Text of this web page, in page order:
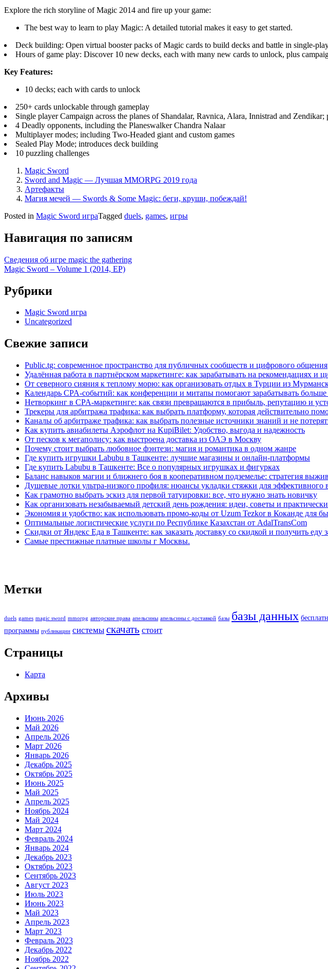
Explore the rich storyline of Magic 2014 and fire up your game:
The best way to learn to play Magic: A detailed tutorial makes it easy to get started.
Deck building: Open virtual booster packs of Magic cards to build decks and battle in single-
Hours of game play: Discover 10 new decks, each with many new cards to unlock, plus
Key Features:
10 decks; each with cards to unlock
250+ cards unlockable through gameplay
Single player Campaign across the planes of Shandalar, Ravnica, Alara, Innistrad and Zendikar;
4 Deadly opponents, including the Planeswalker Chandra Nalaar
Multiplayer modes; including Two-Headed giant and custom games
Sealed Play Mode; introduces deck building
10 puzzling challenges
Magic Sword
Sword and Magic — Лучшая MMORPG 2019 года
Артефакты
Магия мечей — Swords & Some Magic: беги, круши, побеждай!
Posted in Magic Sword играTagged duels, games, игры
Навигация по записям
Сведения об игре magic the gathering
Magic Sword – Volume 1 (2014, EP)
Рубрики
Magic Sword игра
Uncategorized
Свежие записи
Public.tg: современное пространство для публичных сообществ и цифрового общения
Удалённая работа в партнёрском маркетинге: как зарабатывать на рекомендациях и
От северного сияния к теплому морю: как организовать отдых в Турции из
Календарь CPA-событий: как конференции и митапы помогают зарабатывать больше
Нетворкинг в CPA-маркетинге: как связи превращаются в прибыль, репутацию и
Трекеры для арбитража трафика: как выбрать платформу, которая действительно
Каналы об арбитраже трафика: как выбрать полезные источники знаний и не
Как купить авиабилеты Аэрофлот на KupiBilet: Удобство, выгода и надежность
От песков к мегаполису: как выстроена доставка из ОАЭ в Москву
Почему стоит выбрать любовное фэнтези: магия и романтика в одном жанре
Где купить игрушки Labubu в Ташкенте: лучшие магазины и онлайн-платформы
Где купить Labubu в Ташкенте: Все о популярных игрушках и фигурках
Баланс навыков магии и ближнего боя в кооперативном подземелье: стратегия
Душевые лотки ультра-низкого профиля: нюансы укладки стяжки для эффективного
Как грамотно выбрать эскиз для первой татуировки: все, что нужно знать новичку
Как организовать незабываемый детский день рождения: идеи, советы и
Экономия и удобство: как использовать промо-коды от Uzum Tezkor в Коканде для
Оптимальные логистические услуги по Республике Казахстан от AdalTransCom
Скидки от Яндекс Еда в Ташкенте: как заказать доставку со скидкой и получить еду
Самые престижные платные школы г Москвы.
Метки
duels games magic sword mmorpg авторские права апельсины апельсины с доставкой базы базы данных
программы публикации системы скачать стоит
Страницы
Карта
Архивы
Июнь 2026
Май 2026
Апрель 2026
Март 2026
Январь 2026
Декабрь 2025
Октябрь 2025
Июнь 2025
Май 2025
Апрель 2025
Ноябрь 2024
Май 2024
Март 2024
Февраль 2024
Январь 2024
Декабрь 2023
Октябрь 2023
Сентябрь 2023
Август 2023
Июль 2023
Июнь 2023
Май 2023
Апрель 2023
Март 2023
Февраль 2023
Декабрь 2022
Ноябрь 2022